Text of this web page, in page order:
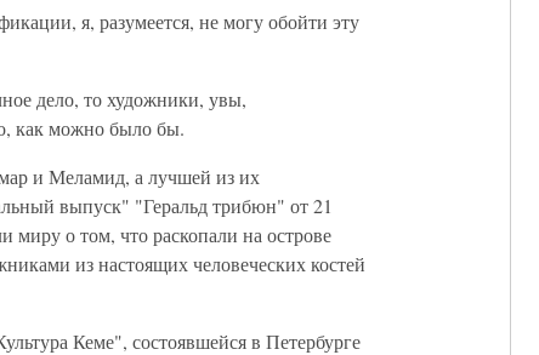
я, разумеется, не могу обойти эту
дело, то художники, увы,
как можно было бы.
и Меламид, а лучшей из их
выпуск" "Геральд трибюн" от 21
миру о том, что раскопали на острове
из настоящих человеческих костей
Кеме", состоявшейся в Петербурге